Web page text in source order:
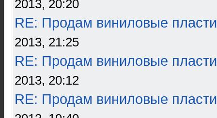
2013, 20:20
RE: Продам виниловые
2013, 21:25
RE: Продам виниловые
2013, 20:12
RE: Продам виниловые